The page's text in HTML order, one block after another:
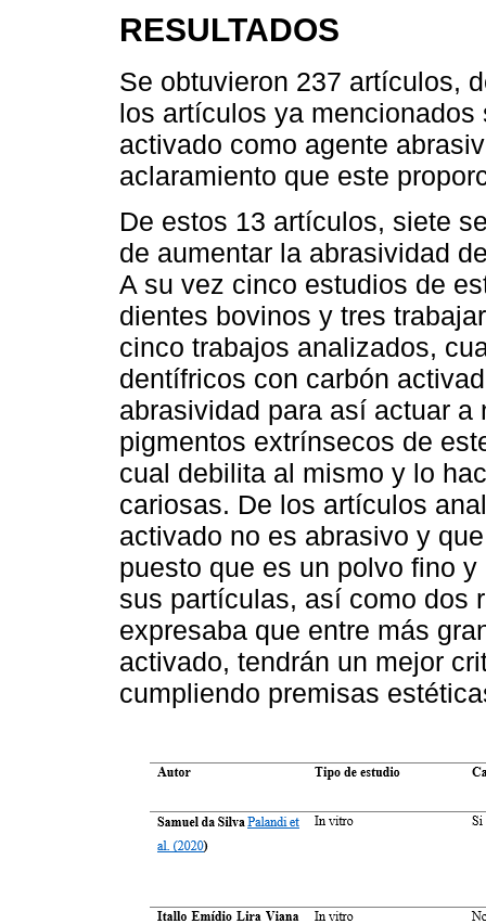
RESULTADOS
Se obtuvieron 237 artículos,
los artículos ya
activado como agente
aclaramiento que este
De estos 13 artículos, siete
de aumentar la abrasividad
A su vez cinco estudios de
dientes bovinos y tres
cinco trabajos analizados,
dentífricos con carbón
abrasividad para así actuar
pigmentos extrínsecos de
cual debilita al mismo y lo
cariosas. De los artículos
activado no es abrasivo y
puesto que es un polvo fino
sus partículas, así como dos
expresaba que entre más
activado, tendrán un mejor
cumpliendo premisas